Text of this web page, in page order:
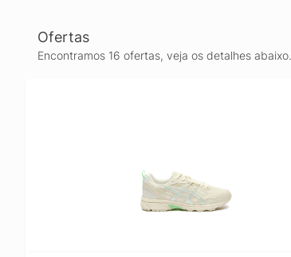
Ofertas
Encontramos 16 ofertas, veja os detalhes abaixo.